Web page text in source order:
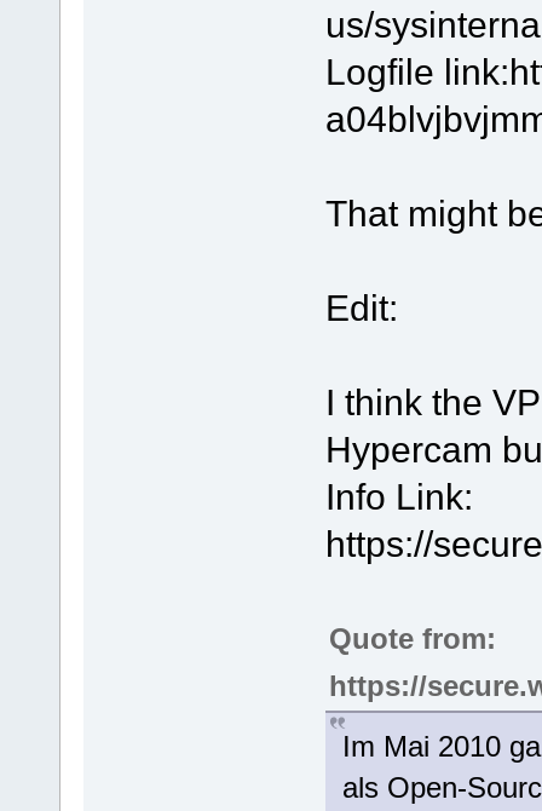
us/
Logfile
That might
Edit:
I think the
Hypercam
Info Link:
https://
Quote from:
https://
Im Mai 2010
als Open-